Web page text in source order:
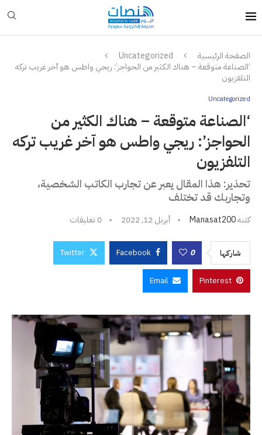
الصفحة الرئيسية
Uncategorized
‘الصناعة متوقعة – هناك الكثير من الحواجز’: ريجي واطس هو آخر غريب تركه
التلفزيون
Uncategorized
‘الصناعة متوقعة – هناك الكثير من
الحواجز’: ريجي واطس هو آخر غريب تركه
التلفزيون
تحذير: هذا المقال يعبر عن تجارب الكاتب الشخصية،
وتجاربك قد تختلف
كتبهManasat200 أبريل 12, 2022 0 تعليقات
شاركها 0
Facebook
Twitter
Pinterest
Email